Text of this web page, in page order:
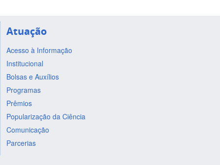
Atuação
Acesso à Informação
Institucional
Bolsas e Auxílios
Programas
Prêmios
Popularização da Ciência
Comunicação
Parcerias